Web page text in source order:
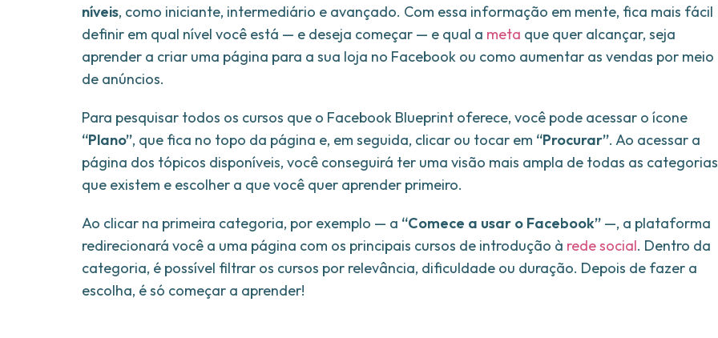
níveis, como iniciante, intermediário e avançado. Com essa informação em mente, fica mais fácil
definir em qual nível você está — e deseja começar — e qual a meta que quer alcançar, seja
aprender a criar uma página para a sua loja no Facebook ou como aumentar as vendas por meio
de anúncios.
Para pesquisar todos os cursos que o Facebook Blueprint oferece, você pode acessar o ícone
“Plano”, que fica no topo da página e, em seguida, clicar ou tocar em “Procurar”. Ao acessar a
página dos tópicos disponíveis, você conseguirá ter uma visão mais ampla de todas as categorias
que existem e escolher a que você quer aprender primeiro.
Ao clicar na primeira categoria, por exemplo — a “Comece a usar o Facebook” —, a plataforma
redirecionará você a uma página com os principais cursos de introdução à rede social. Dentro da
categoria, é possível filtrar os cursos por relevância, dificuldade ou duração. Depois de fazer a
escolha, é só começar a aprender!